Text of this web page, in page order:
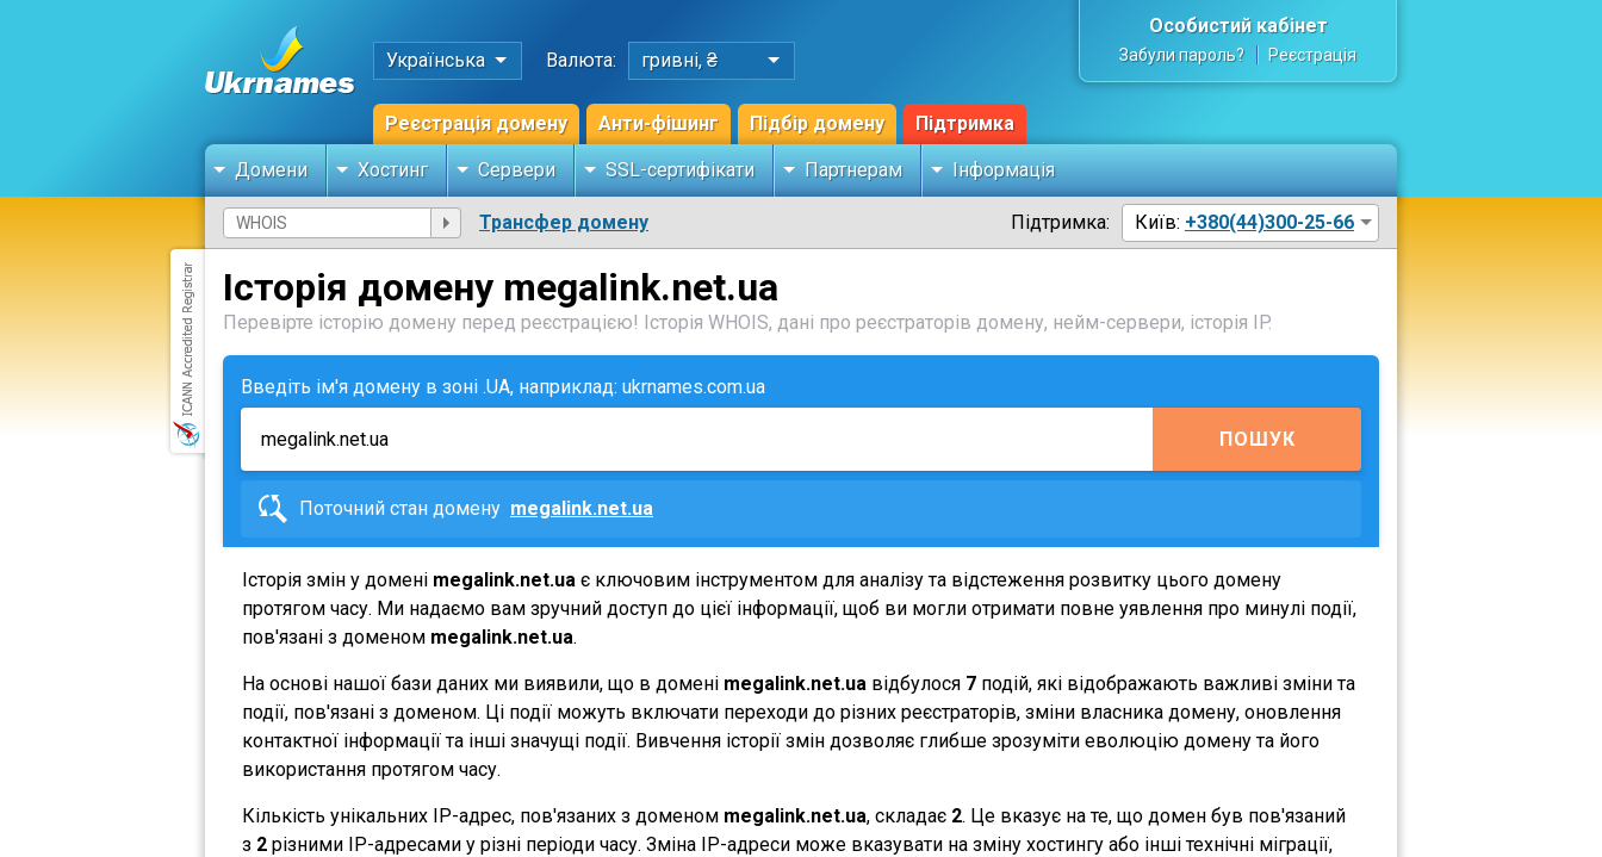
Українська Валюта: гривні, ₴
Реєстрація домену Анти-фішинг Підбір домену Підтримка
Особистий кабінет
Забули пароль? Реєстрація
Домени Хостинг Сервери SSL-сертифікати Партнерам Інформація
Трансфер домену Підтримка: Київ: +380(44)300-25-66
Історія домену megalink.net.ua
Перевірте історію домену перед реєстрацією! Історія WHOIS, дані про реєстраторів домену, нейм-сервери, історія IP.
Введіть ім'я домену в зоні .UA, наприклад: ukrnames.com.ua
ПОШУК
Поточний стан домену megalink.net.ua
Історія змін у домені megalink.net.ua є ключовим інструментом для аналізу та відстеження розвитку цього домену
протягом часу. Ми надаємо вам зручний доступ до цієї інформації, щоб ви могли отримати повне уявлення про минулі події,
пов'язані з доменом megalink.net.ua.
На основі нашої бази даних ми виявили, що в домені megalink.net.ua відбулося 7 подій, які відображають важливі зміни та
події, пов'язані з доменом. Ці події можуть включати переходи до різних реєстраторів, зміни власника домену, оновлення
контактної інформації та інші значущі події. Вивчення історії змін дозволяє глибше зрозуміти еволюцію домену та його
використання протягом часу.
Кількість унікальних IP-адрес, пов'язаних з доменом megalink.net.ua, складає 2. Це вказує на те, що домен був пов'язаний
з 2 різними IP-адресами у різні періоди часу. Зміна IP-адреси може вказувати на зміну хостингу або інші технічні міграції,